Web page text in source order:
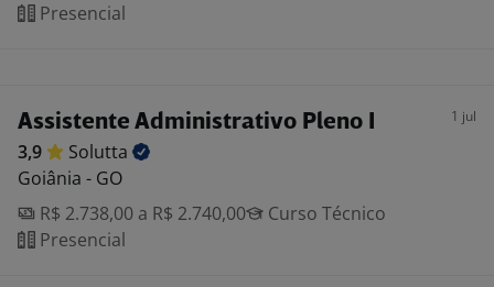
Presencial
Assistente Administrativo Pleno I 1 jul
3,9
Solutta
Goiânia - GO
R$ 2.738,00 a R$ 2.740,00
Curso Técnico
Presencial